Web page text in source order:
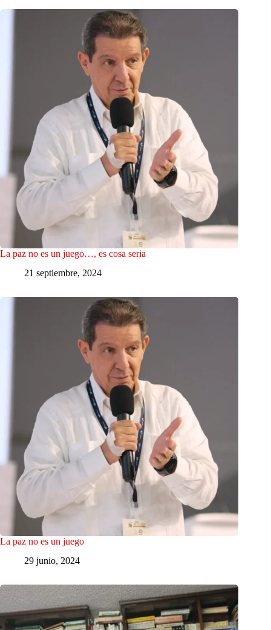
La paz no es un juego…, es cosa seria
21 septiembre, 2024
La paz no es un juego
29 junio, 2024